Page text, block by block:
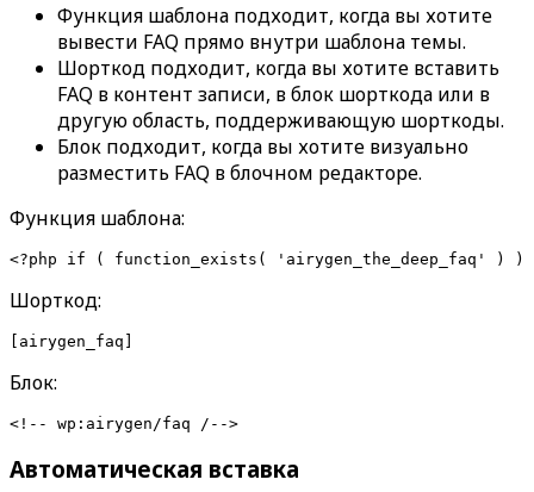
Функция шаблона подходит, когда вы хотите
вывести FAQ прямо внутри шаблона темы.
Шорткод подходит, когда вы хотите вставить
FAQ в контент записи, в блок шорткода или в
другую область, поддерживающую шорткоды.
Блок подходит, когда вы хотите визуально
разместить FAQ в блочном редакторе.
Функция шаблона:
Шорткод:
Блок:
Автоматическая вставка